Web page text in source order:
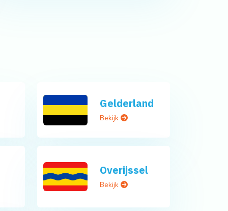
Gelderland
Bekijk
Overijssel
Bekijk